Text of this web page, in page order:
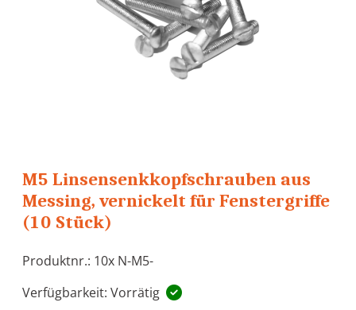
M5 Linsensenkkopfschrauben aus
Messing, vernickelt für Fenstergriffe
(10 Stück)
Produktnr.: 10x N-M5-
Verfügbarkeit: Vorrätig